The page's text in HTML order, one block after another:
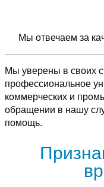
Мы отвечаем за
Мы уверены в своих
профессиональное
коммерческих и
обращении в нашу
помощь.